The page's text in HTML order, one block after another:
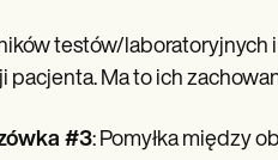
testów/laboratoryjnych
pacjenta. Ma to ich
#3: Pomyłka między